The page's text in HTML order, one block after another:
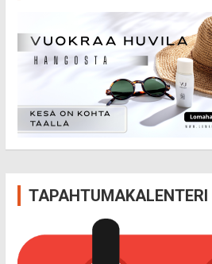
TAPAHTUMAKALENTERI